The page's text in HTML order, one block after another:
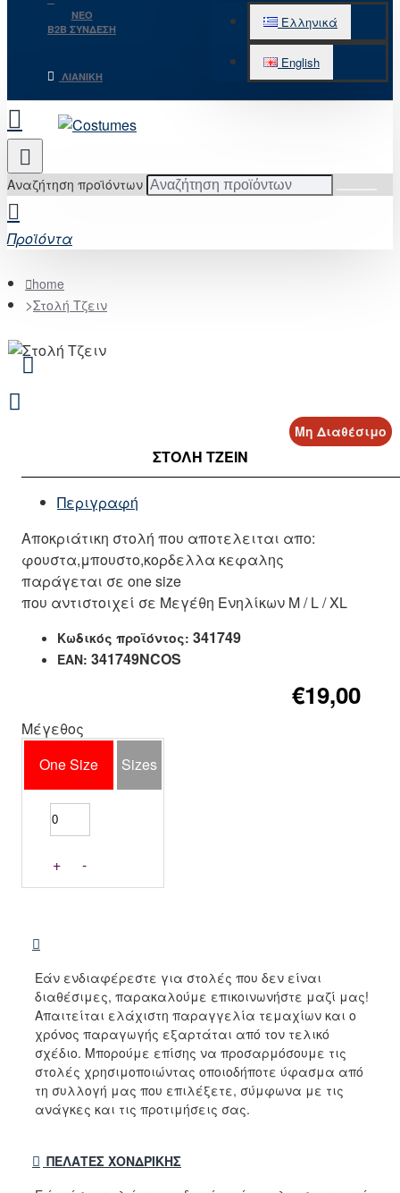
NEO
B2B ΣΥΝΔΕΣΗ
ΛΙΑΝΙΚΉ
Ελληνικά
English
Αναζήτηση προϊόντων
Προϊόντα
home
Στολή Τζειν
Μη Διαθέσιμο
ΣΤΟΛΉ ΤΖΕΙΝ
Περιγραφή
Αποκριάτικη στολή που αποτελειται απο:
φουστα,μπουστο,κορδελλα κεφαλης
παράγεται σε one size
που αντιστοιχεί σε Μεγέθη Ενηλίκων M / L / XL
Κωδικός προϊόντος: 341749
EAN: 341749NCOS
€19,00
Μέγεθος
One Size
Sizes
+ -
Εάν ενδιαφέρεστε για στολές που δεν είναι
διαθέσιμες, παρακαλούμε επικοινωνήστε μαζί μας!
Απαιτείται ελάχιστη παραγγελία τεμαχίων και ο
χρόνος παραγωγής εξαρτάται από τον τελικό
σχέδιο. Μπορούμε επίσης να προσαρμόσουμε τις
στολές χρησιμοποιώντας οποιοδήποτε ύφασμα από
τη συλλογή μας που επιλέξετε, σύμφωνα με τις
ανάγκες και τις προτιμήσεις σας.
ΠΕΛΆΤΕΣ ΧΟΝΔΡΙΚΉΣ